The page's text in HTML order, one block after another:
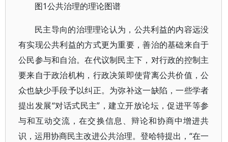
图1公共治理的理论图谱
民主导向的治理理论认为，公共利益的内容远没
有实现公共利益的方式更为重要，善治的基础来自于
公民参与和自治。在代议制民主下，对行政的控制主
要来自于政治机构，行政决策即使背离公共价值，公
众也缺少手段予以纠正。为弥补这一缺陷，一些学者
提出发展“对话式民主”，建立开放论坛，促进平等参
与和互动交流，在交换信息、辩论和协商中增进共
识，运用协商民主改进公共治理。登哈特提出，“在一